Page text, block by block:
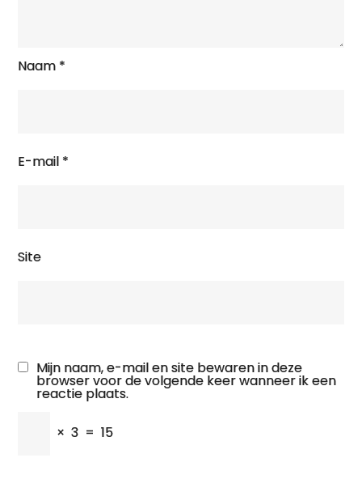
Naam *
E-mail *
Site
Mijn naam, e-mail en site bewaren in deze
browser voor de volgende keer wanneer ik een
reactie plaats.
× 3 = 15